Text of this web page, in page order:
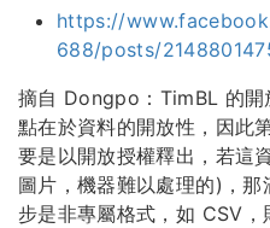
https://
688/posts/
摘自 Dongpo：TimBL 的開
點在於資料的開放性，因此
要是以開放授權釋出，若這
圖片，機器難以處理的)，
步是非專屬格式，如 CSV